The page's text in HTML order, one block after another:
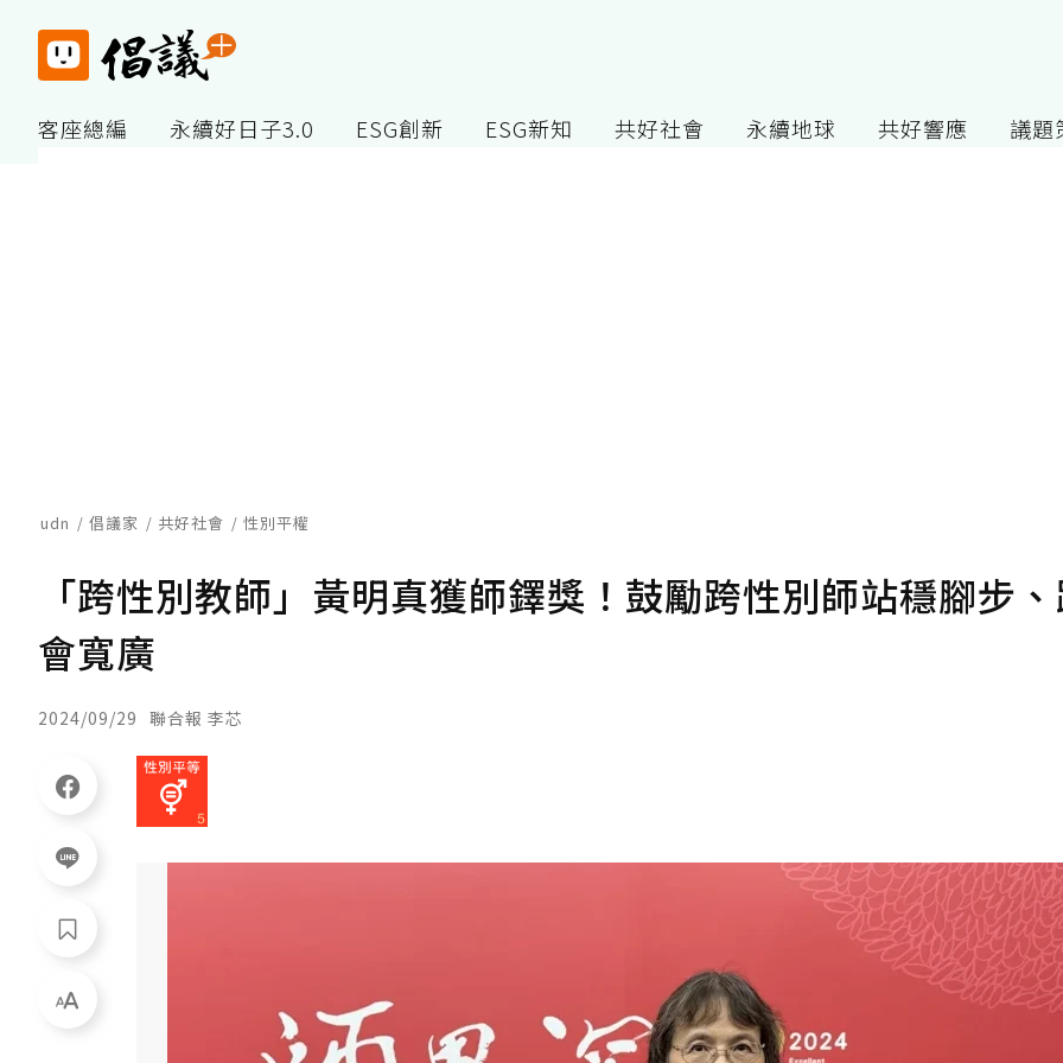
客座總編 永續好日子3.0 ESG創新 ESG新知 共好社會 永續地球 共好響應 議題
udn 倡議家 共好社會 性別平權
「跨性別教師」黃明真獲師鐸獎！鼓勵跨性別師站穩腳步
會寬廣
2024/09/29 聯合報 李芯